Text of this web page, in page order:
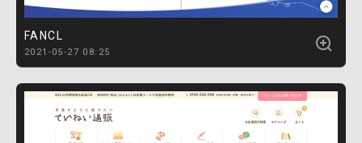
FANCL
2021-05-27 08:25